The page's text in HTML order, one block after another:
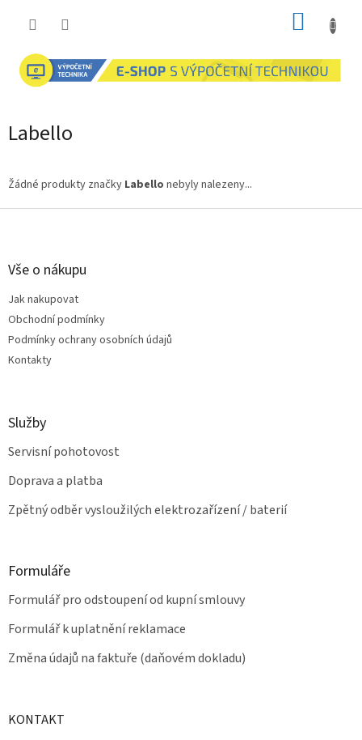
Labello
Žádné produkty značky Labello nebyly nalezeny...
Z
Vše o nákupu
Jak nakupovat
Obchodní podmínky
Podmínky ochrany osobních údajů
Kontakty
Služby
Servisní pohotovost
Doprava a platba
Zpětný odběr vysloužilých elektrozařízení / baterií
Formuláře
Formulář pro odstoupení od kupní smlouvy
Formulář k uplatnění reklamace
Změna údajů na faktuře (daňovém dokladu)
KONTAKT